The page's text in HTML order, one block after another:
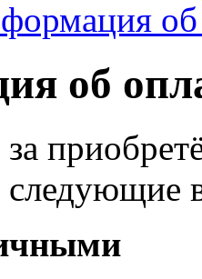
об
об
за
следующие